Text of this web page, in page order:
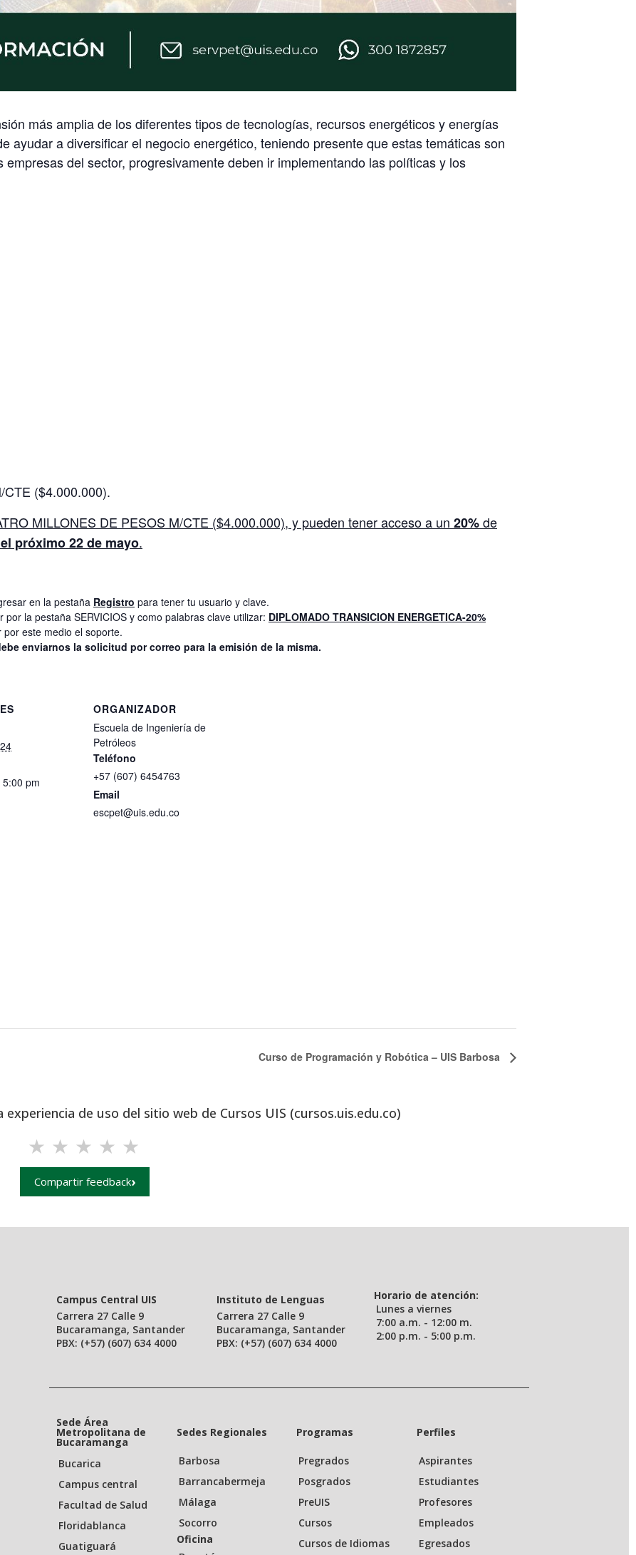
más amplia de los diferentes tipos de tecnologías, recursos energéticos y energías
ayudar a diversificar el negocio energético, teniendo presente que estas temáticas son
del sector, progresivamente deben ir implementando las políticas y los
CTE ($4.000.000).
MILLONES DE PESOS M/CTE ($4.000.000), y pueden tener acceso a un 20%de
próximo 22 de mayo.
en la pestaña Registro para tener tu usuario y clave.
la pestaña SERVICIOS y como palabras clave utilizar: DIPLOMADO TRANSICION ENERGETICA-20%
este medio el soporte.
enviarnos la solicitud por correo para la emisión de la misma.
pm
ORGANIZADOR
Escuela de Ingeniería de
Petróleos
Teléfono
+57 (607) 6454763
Email
escpet@uis.edu.co
Curso de Programación y Robótica – UIS Barbosa
de uso del sitio web de Cursos UIS (cursos.uis.edu.co)